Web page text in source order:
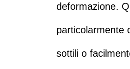
deformazione.
particolarmente
sottili o